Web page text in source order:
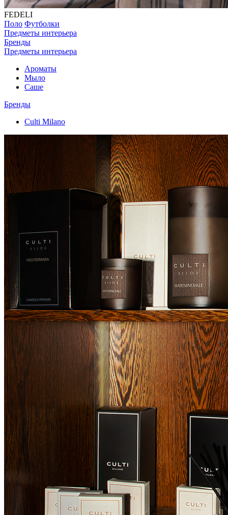
FEDELI
Поло Футболки
Предметы интерьера
Бренды
Предметы интерьера
Ароматы
Мыло
Саше
Бренды
Culti Milano